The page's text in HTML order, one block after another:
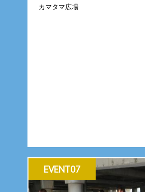
カマタマ広場
EVENT07